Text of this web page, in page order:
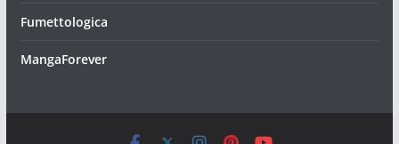
Fumettologica
MangaForever